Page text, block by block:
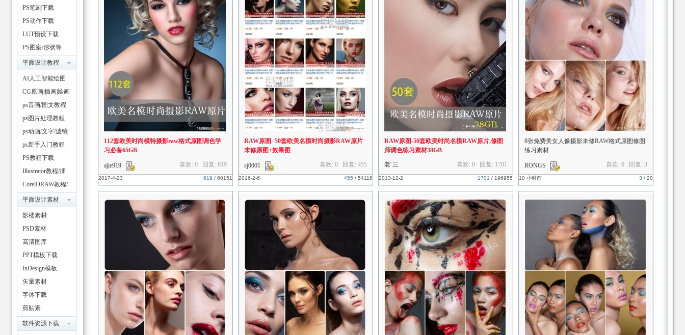
资
论
PS笔刷下载
PS动作下载
LUT预设下载
PS图案/形状等
平面设计教程
AI人工智能绘图
CG原画|插画|绘画
教程
ps音画/图文教程
ps图片处理教程
ps动画/文字/滤镜
教程
ps新手入门教程
PS教程下载
Illustrator教程/插
件
CorelDRAW教程/
插件
平面设计素材
影楼素材
PSD素材
高清图库
PPT模板下载
InDesign模板
矢量素材
字体下载
剪贴素
材/Scrapbook
软件资源下载
112套欧美时尚模特摄影raw格式原图调色学
习必备65GB
喜欢: 0 回复:619
ajie919
619 /60151
2017-4-23
RAW原图- 50套欧美名模时尚摄影RAW原片
未修原图+效果图
喜欢: 0 回复:455
sj0001
455 /54118
2016-2-6
RAW原图-50套欧美时尚名模RAW原片,修图
师调色练习素材38GB
喜欢: 0 回复: 1701
老¨三
1701 / 196955
2013-12-2
8张免费美女人像摄影未修RAW格式原图修图
练习素材
喜欢: 0 回复:3
RONGS
3 /20
10 小时前